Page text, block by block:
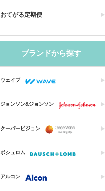
おてがる定期便
ブランドから探す
ウェイブ
ジョンソン&ジョンソン
クーパービジョン
ボシュロム
アルコン